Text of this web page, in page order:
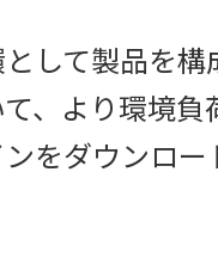
して製品を構
、より環境負
をダウンロー